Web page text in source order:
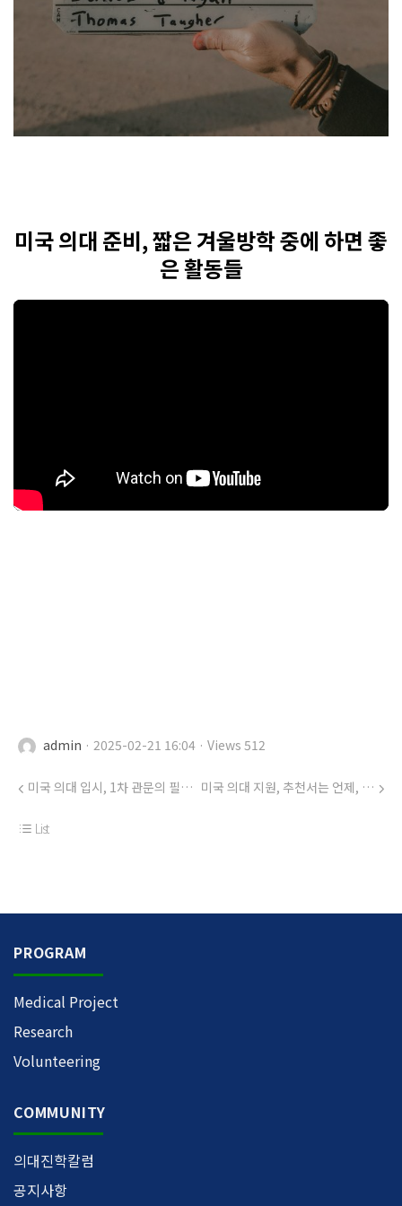
미국 의대 준비, 짧은 겨울방학 중에 하면 좋
은 활동들
admin · 2025-02-21 16:04 · Views 512
미국 의대 입시, 1차 관문의 필수조건은 GPA, MCAT 점수, 모든 의대가 인정해주는 활동들 미국 의대 지원, 추천서는 언제, 어떻게, 누구에게?
List
PROGRAM
Medical Project
Research
Volunteering
COMMUNITY
의대진학칼럼
공지사항